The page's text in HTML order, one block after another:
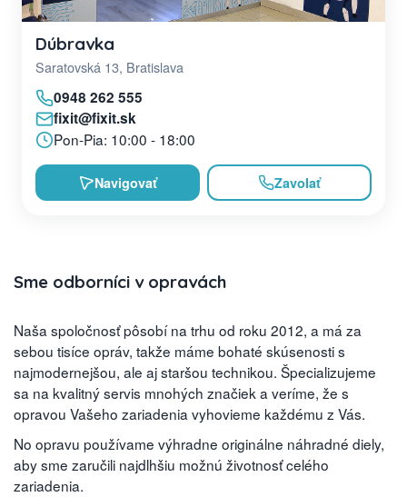
Dúbravka
Saratovská 13, Bratislava
0948 262 555
fixit@fixit.sk
Pon-Pia: 10:00 - 18:00
Navigovať Zavolať
Sme odborníci v opravách
Naša spoločnosť pôsobí na trhu od roku 2012, a má za
sebou tisíce opráv, takže máme bohaté skúsenosti s
najmodernejšou, ale aj staršou technikou. Špecializujeme
sa na kvalitný servis mnohých značiek a veríme, že s
opravou Vašeho zariadenia vyhovieme každému z Vás.
No opravu používame výhradne originálne náhradné diely,
aby sme zaručili najdlhšiu možnú životnosť celého
zariadenia.